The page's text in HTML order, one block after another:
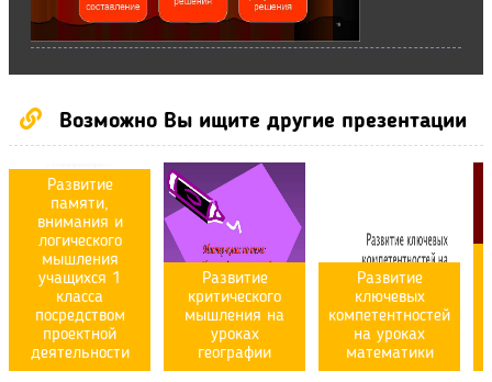
Возможно Вы ищите другие презентации
Развитие
памяти,
внимания и
логического
мышления
учащихся 1
класса
посредством
проектной
деятельности
Развитие
критического
мышления на
уроках
географии
Развитие
ключевых
компетентностей
на уроках
математики